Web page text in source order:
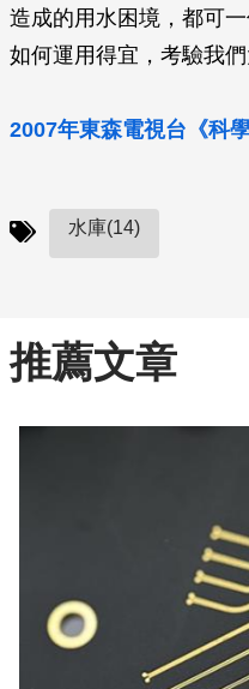
造成的用水困境，都可
如何運用得宜，考驗我們
2007年東森電視台《科
水庫(14)
推薦文章